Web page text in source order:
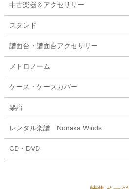
中古楽器＆アクセサリー
スタンド
譜面台・譜面台アクセサリー
メトロノーム
ケース・ケースカバー
楽譜
レンタル楽譜 Nonaka Winds
CD・DVD